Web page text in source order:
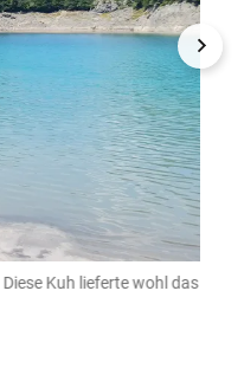
Diese Kuh lieferte wohl das